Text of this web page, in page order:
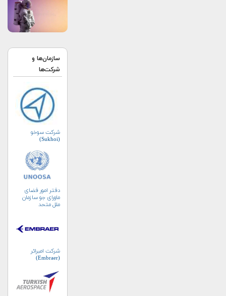
سازمان‌ها و
شرکت‌ها
شرکت سوخو
(Sukhoi)
دفتر امور فضای
ماورای جو سازمان
ملل متحد
شرکت امبرائر
(Embraer)